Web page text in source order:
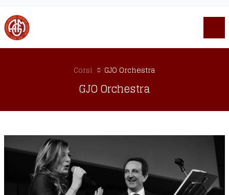
Corsi GJO Orchestra
GJO Orchestra